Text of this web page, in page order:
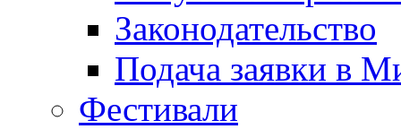
Законодательство
Подача заявки в
Фестивали